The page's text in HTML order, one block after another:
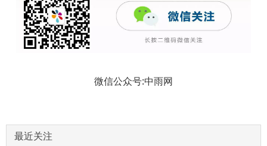
微信公众号:中雨网
最近关注